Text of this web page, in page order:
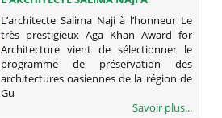
L’HONNEUR
L’architecte Salima Naji à l’honneur Le
très prestigieux Aga Khan Award for
Architecture vient de sélectionner le
programme de préservation des
architectures oasiennes de la région de
Gu
Savoir plus...